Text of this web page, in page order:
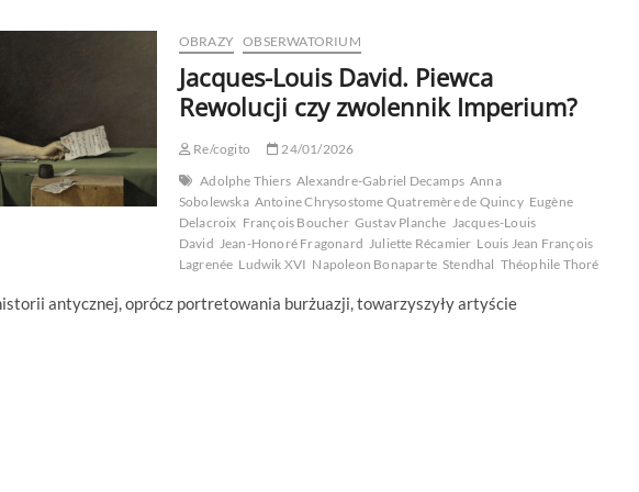
OBRAZY OBSERWATORIUM
Jacques-Louis David. Piewca
Rewolucji czy zwolennik Imperium?
Re/cogito
24/01/2026
Adolphe Thiers Alexandre-Gabriel Decamps Anna
Sobolewska Antoine Chrysostome Quatremère de Quincy Eugène
Delacroix François Boucher Gustav Planche Jacques-Louis
David Jean-Honoré Fragonard Juliette Récamier Louis Jean François
Lagrenée Ludwik XVI Napoleon Bonaparte Stendhal Théophile Thoré
antycznej, oprócz portretowania burżuazji, towarzyszyły artyście